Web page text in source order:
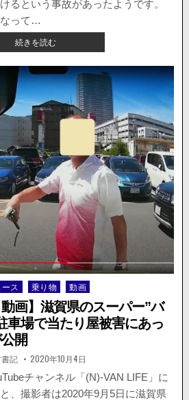
が
な
因
は…
るという事故があったようです。
って…
続きを読む【海
外
ニ
ュ
ー
ス】
プ
の
底
が
抜
け
駐
車
場
が
水
浸
し。
監
視
メ
の
映
ス 乗り物 動画
動画】滋賀県のスーパー”バ
車場で当たり屋被害にあっ
開
記 掲
載
日：
2020年10月4日
チャンネル「(N)-VAN LIFE」に
、撮影者は2020年9月5日に滋賀県